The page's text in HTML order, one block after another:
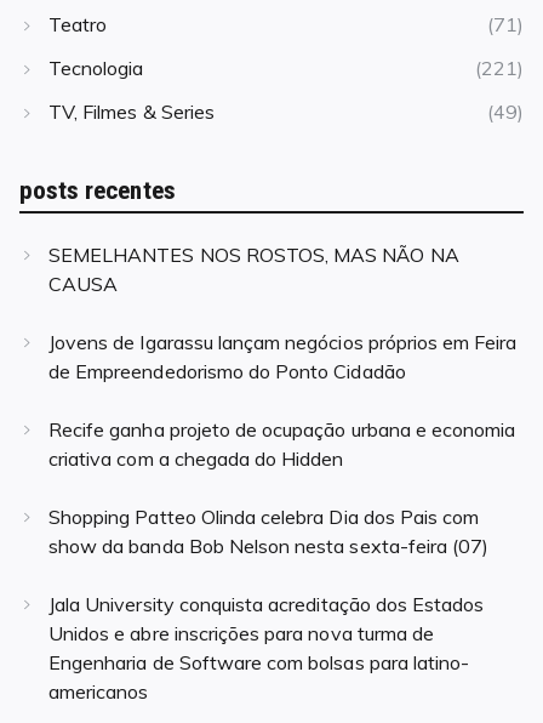
Teatro
(71)
Tecnologia
(221)
TV, Filmes & Series
(49)
posts recentes
SEMELHANTES NOS ROSTOS, MAS NÃO NA
CAUSA
Jovens de Igarassu lançam negócios próprios em Feira
de Empreendedorismo do Ponto Cidadão
Recife ganha projeto de ocupação urbana e economia
criativa com a chegada do Hidden
Shopping Patteo Olinda celebra Dia dos Pais com
show da banda Bob Nelson nesta sexta-feira (07)
Jala University conquista acreditação dos Estados
Unidos e abre inscrições para nova turma de
Engenharia de Software com bolsas para latino-
americanos